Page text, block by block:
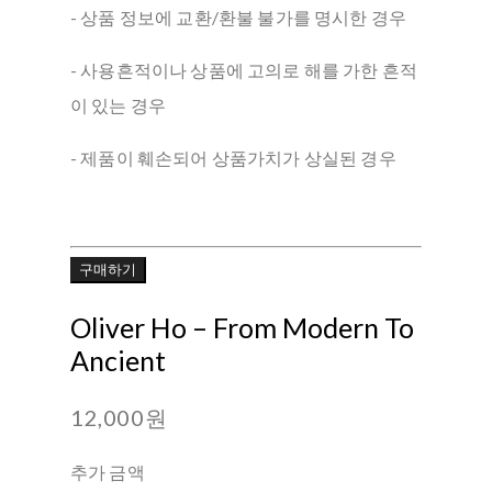
- 상품 정보에 교환/환불 불가를 명시한 경우
- 사용흔적이나 상품에 고의로 해를 가한 흔적
이 있는 경우
- 제품이 훼손되어 상품가치가 상실된 경우
구매하기
Oliver Ho ‎– From Modern To
Ancient
12,000원
추가 금액